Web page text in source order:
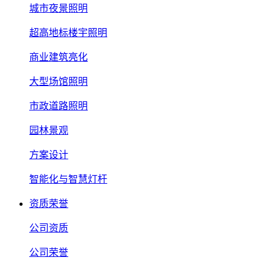
城市夜景照明
超高地标楼宇照明
商业建筑亮化
大型场馆照明
市政道路照明
园林景观
方案设计
智能化与智慧灯杆
资质荣誉
公司资质
公司荣誉